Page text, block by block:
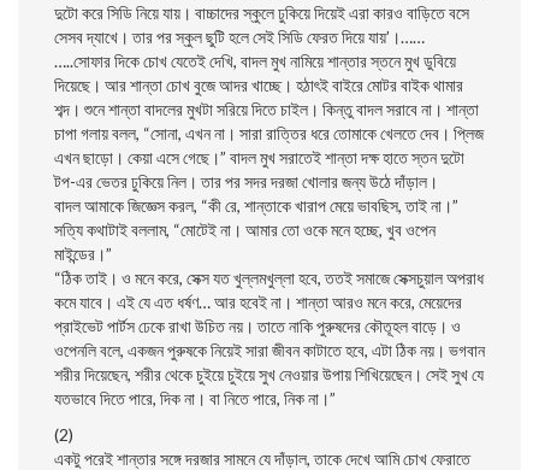
দুটো করে সিডি নিয়ে যায়। বাচ্চাদের স্কুলে ঢুকিয়ে দিয়েই এরা কারও বাড়িতে বসে
সেসব দ্যাখে। তার পর স্কুল ছুটি হলে সেই সিডি ফেরত দিয়ে যায়’।……
…..সোফার দিকে চোখ যেতেই দেখি, বাদল মুখ নামিয়ে শান্তার স্তনে মুখ ডুবিয়ে
দিয়েছে। আর শান্তা চোখ বুজে আদর খাচ্ছে। হঠাৎই বাইরে মোটর বাইক থামার
শব্দ। শুনে শান্তা বাদলের মুখটা সরিয়ে দিতে চাইল। কিন্তু বাদল সরাবে না। শান্তা
চাপা গলায় বলল, “সোনা, এখন না। সারা রাত্তির ধরে তোমাকে খেলতে দেব। প্লিজ
এখন ছাড়ো। কেয়া এসে গেছে।” বাদল মুখ সরাতেই শান্তা দক্ষ হাতে স্তন দুটো
টপ-এর ভেতর ঢুকিয়ে নিল। তার পর সদর দরজা খোলার জন্য উঠে দাঁড়াল।
বাদল আমাকে জিজ্ঞেস করল, “কী রে, শান্তাকে খারাপ মেয়ে ভাবছিস, তাই না।”
সত্যি কথাটাই বললাম, “মোটেই না। আমার তো ওকে মনে হচ্ছে, খুব ওপেন
মাইন্ডের।”
“ঠিক তাই। ও মনে করে, সেক্স যত খুল্লমখুল্লা হবে, ততই সমাজে সেক্সচুয়াল অপরাধ
কমে যাবে। এই যে এত ধর্ষণ… আর হবেই না। শান্তা আরও মনে করে, মেয়েদের
প্রাইভেট পার্টস ঢেকে রাখা উচিত নয়। তাতে নাকি পুরুষদের কৌতূহল বাড়ে। ও
ওপেনলি বলে, একজন পুরুষকে নিয়েই সারা জীবন কাটাতে হবে, এটা ঠিক নয়। ভগবান
শরীর দিয়েছেন, শরীর থেকে চুইয়ে চুইয়ে সুখ নেওয়ার উপায় শিখিয়েছেন। সেই সুখ যে
যতভাবে দিতে পারে, দিক না। বা নিতে পারে, নিক না।”
(2)
একটু পরেই শান্তার সঙ্গে দরজার সামনে যে দাঁড়াল, তাকে দেখে আমি চোখ ফেরাতে